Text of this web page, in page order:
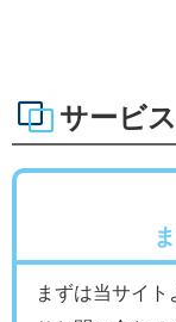
サービ
まずは当サイ